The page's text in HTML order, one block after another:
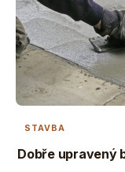
STAVBA
Dobře upravený